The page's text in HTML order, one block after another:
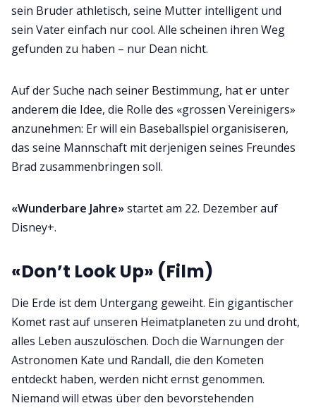
sein Bruder athletisch, seine Mutter intelligent und
sein Vater einfach nur cool. Alle scheinen ihren Weg
gefunden zu haben – nur Dean nicht.
Auf der Suche nach seiner Bestimmung, hat er unter
anderem die Idee, die Rolle des «grossen Vereinigers»
anzunehmen: Er will ein Baseballspiel organisiseren,
das seine Mannschaft mit derjenigen seines Freundes
Brad zusammenbringen soll.
«Wunderbare Jahre»startet am 22. Dezember auf
Disney+.
«Don’t Look Up» (Film)
Die Erde ist dem Untergang geweiht. Ein gigantischer
Komet rast auf unseren Heimatplaneten zu und droht,
alles Leben auszulöschen. Doch die Warnungen der
Astronomen Kate und Randall, die den Kometen
entdeckt haben, werden nicht ernst genommen.
Niemand will etwas über den bevorstehenden